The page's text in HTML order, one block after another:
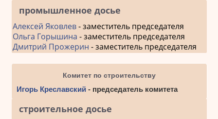
промышленное досье
Алексей Яковлев- заместитель председателя
Ольга Горышина - заместитель председателя
Дмитрий Прожерин - заместитель председателя
Комитет по строительству
Игорь Креславский - председатель комитета
строительное досье